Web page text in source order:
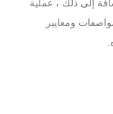
إلى ذلك ، عملية
ومعايير